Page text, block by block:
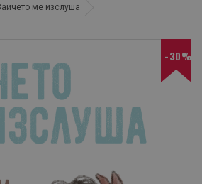
ме изслуша
-30%